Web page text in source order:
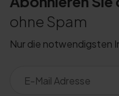
ohne Spam
Nur die notwendigsten